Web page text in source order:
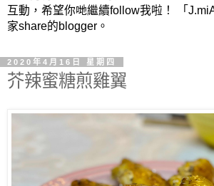
互動，希望你哋繼續follow我啦！ 「
家share的blogger。
2020年4月16日 星期四
芥辣蜜糖煎雞翼